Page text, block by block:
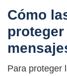
Cómo
Para proteger